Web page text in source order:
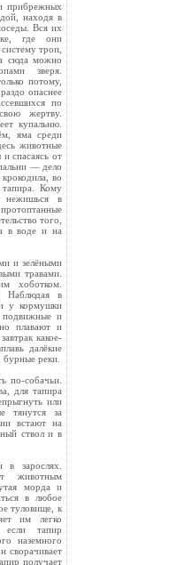
прибрежных
находя в
Вся их
где они
троп,
сюда можно
зверя.
потому,
опаснее
по
жертву.
купальню.
яма среди
животные
спасаясь от
— дело
во
Кому
нежишься в
того,
в воде и на
и зелёными
тра­вами.
хоботком.
Наблюдая в
у кормушки
подвижные и
плавают и
какое-
далёкие
реки.
по-собачьи.
для тапира
или
тянутся за
встают на
ствол и в
зарослях.
животным
морда и
в любое
туловище, к
им легко
если тапир
наземного
сворачивает
получает